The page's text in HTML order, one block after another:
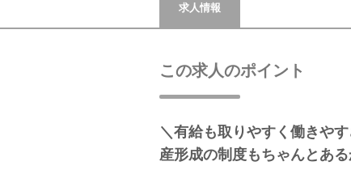
求人情報
この求人のポイント
＼有給も取りやすく働きや
産形成の制度もちゃんとあ